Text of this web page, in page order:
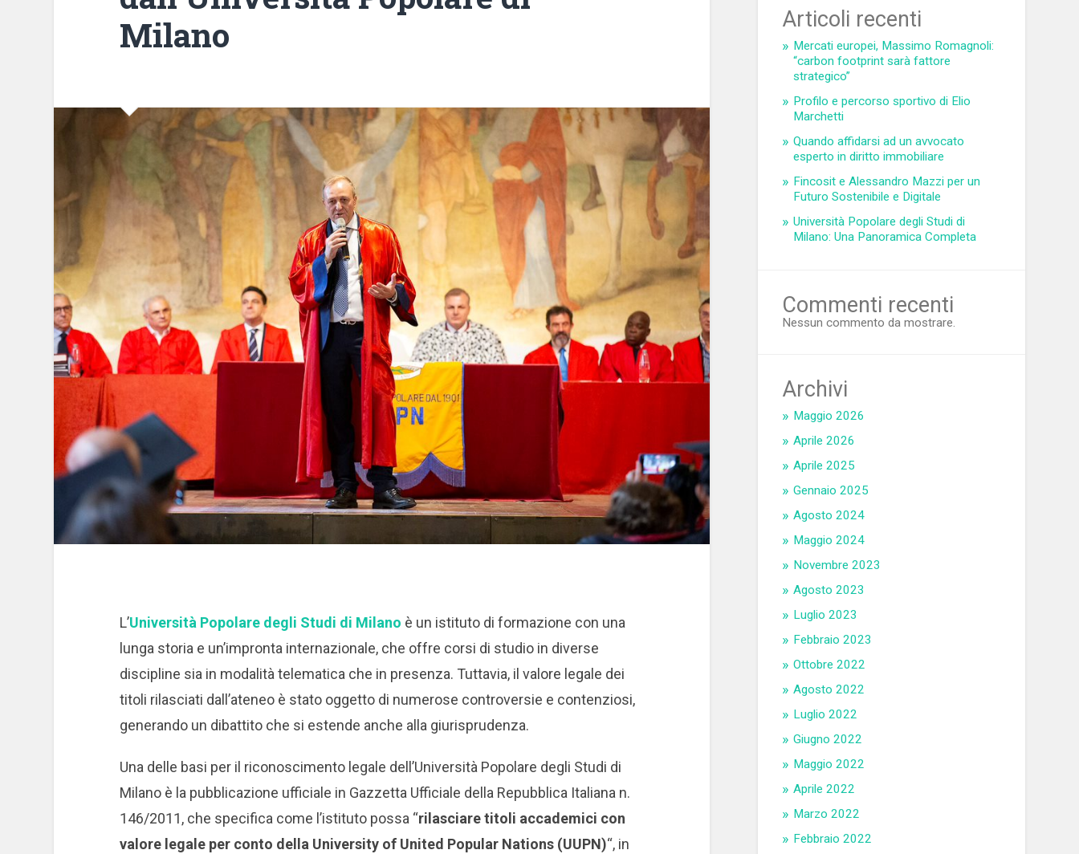
Milano
L’Università Popolare degli Studi di Milano è un istituto di formazione con una
lunga storia e un’impronta internazionale, che offre corsi di studio in diverse
discipline sia in modalità telematica che in presenza. Tuttavia, il valore legale dei
titoli rilasciati dall’ateneo è stato oggetto di numerose controversie e contenziosi,
generando un dibattito che si estende anche alla giurisprudenza.
Una delle basi per il riconoscimento legale dell’Università Popolare degli Studi di
Milano è la pubblicazione ufficiale in Gazzetta Ufficiale della Repubblica Italiana n.
146/2011, che specifica come l’istituto possa “rilasciare titoli accademici con
valore legale per conto della University of United Popular Nations (UUPN)“, in
Articoli recenti
Mercati europei, Massimo Romagnoli:
“carbon footprint sarà fattore
strategico”
Profilo e percorso sportivo di Elio
Marchetti
Quando affidarsi ad un avvocato
esperto in diritto immobiliare
Fincosit e Alessandro Mazzi per un
Futuro Sostenibile e Digitale
Università Popolare degli Studi di
Milano: Una Panoramica Completa
Commenti recenti
Nessun commento da mostrare.
Archivi
Maggio 2026
Aprile 2026
Aprile 2025
Gennaio 2025
Agosto 2024
Maggio 2024
Novembre 2023
Agosto 2023
Luglio 2023
Febbraio 2023
Ottobre 2022
Agosto 2022
Luglio 2022
Giugno 2022
Maggio 2022
Aprile 2022
Marzo 2022
Febbraio 2022